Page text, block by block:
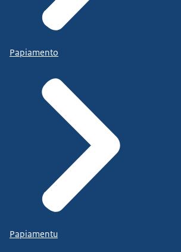
Papiamento
Papiamentu